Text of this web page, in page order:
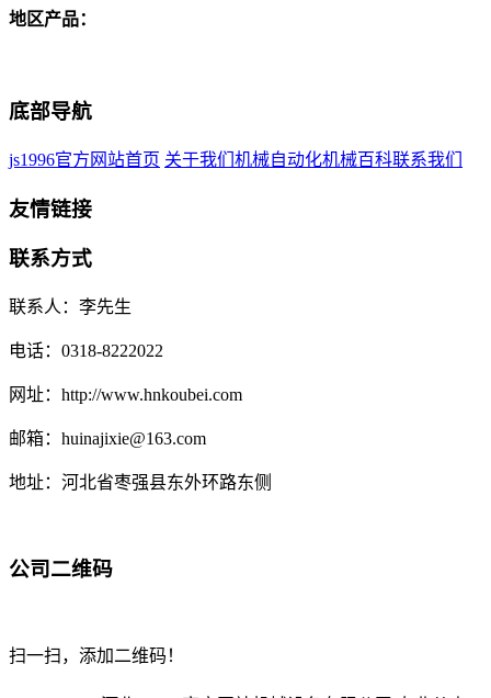
地区产品：
底部导航
js1996官方网站首页 关于我们 机械自动化机械百科联系我们
友情链接
联系方式
联系人：李先生
电话：0318-8222022
网址：http://www.hnkoubei.com
邮箱：huinajixie@163.com
地址：河北省枣强县东外环路东侧
公司二维码
扫一扫，添加二维码！